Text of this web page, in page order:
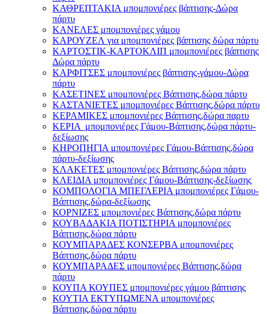
ΚΑΘΡΕΠΤΑΚΙΑ μπομπονιέρες βάπτισης-Δώρα
πάρτυ
ΚΑΝΕΛΕΣ μπομπονιέρες γάμου
ΚΑΡΟΥΖΕΛ για μπομπονιέρες βάπτισης δώρα πάρτυ
ΚΑΡΤΟΣΤΙΚ-ΚΑΡΤΟΚΛΙΠ μπομπονιέρες βάπτισης
Δώρα πάρτυ
ΚΑΡΦΙΤΣΕΣ μπομπονιέρες βάπτισης-γάμου-Δώρα
πάρτυ
ΚΑΣΕΤΙΝΕΣ μπομπονιέρες Βάπτισης,δώρα πάρτυ
ΚΑΣΤΑΝΙΕΤΕΣ μπομπονιέρες Βάπτισης,δώρα πάρτυ
ΚΕΡΑΜΙΚΕΣ μπομπονιέρες Βάπτισης,δώρα παρτυ
ΚΕΡΙΑ μπομπονιέρες Γάμου-Βάπτισης,δώρα πάρτυ-
δεξίωσης
ΚΗΡΟΠΗΓΙΑ μπομπονιέρες Γάμου-Βάπτισης,δώρα
πάρτυ-δεξίωσης
ΚΛΑΚΕΤΕΣ μπομπονιέρες Βάπτισης,δώρα πάρτυ
ΚΛΕΙΔΙΑ μπομπονιέρες Γάμου-Βάπτισης-δεξίωσης
ΚΟΜΠΟΛΟΓΙΑ ΜΠΕΓΛΕΡΙΑ μπομπονιέρες Γάμου-
Βάπτισης,δώρα-δεξίωσης
ΚΟΡΝΙΖΕΣ μπομπονιέρες Βάπτισης,δώρα πάρτυ
ΚΟΥΒΑΔΑΚΙΑ ΠΟΤΙΣΤΗΡΙΑ μπομπονιέρες
Βάπτισης,δώρα πάρτυ
ΚΟΥΜΠΑΡΑΔΕΣ ΚΟΝΣΕΡΒΑ μπομπονιέρες
Βάπτισης,δώρα πάρτυ
ΚΟΥΜΠΑΡΑΔΕΣ μπομπονιέρες Βάπτισης,δώρα
πάρτυ
ΚΟΥΠΑ ΚΟΥΠΕΣ μπομπονιέρες γάμου βάπτισης
ΚΟΥΤΙΑ ΕΚΤΥΠΩΜΕΝΑ μπομπονιέρες
Βάπτισης,δώρα πάρτυ